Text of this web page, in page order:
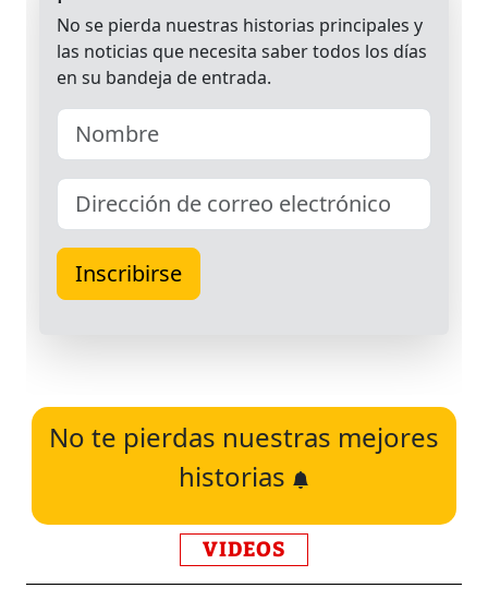
No te pierdas nuestras mejores
historias
VIDEOS